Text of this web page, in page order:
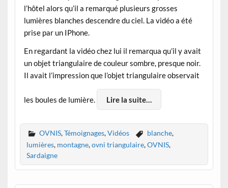
l’hôtel alors qu’il a remarqué plusieurs grosses
lumières blanches descendre du ciel. La vidéo a été
prise par un IPhone.
En regardant la vidéo chez lui il remarqua qu’il y avait
un objet triangulaire de couleur sombre, presque noir.
Il avait l’impression que l’objet triangulaire observait
les boules de lumière. Lire la suite…
OVNIS,Témoignages,Vidéos blanche,
lumières, montagne,ovni triangulaire,OVNIS,
Sardaigne